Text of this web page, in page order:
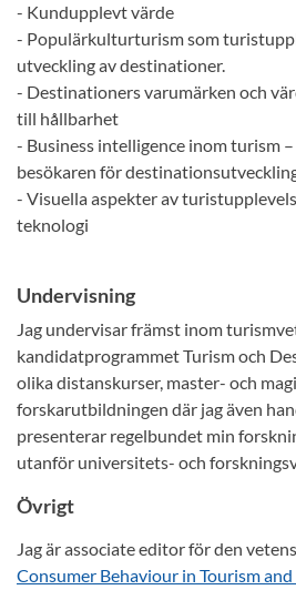
- Kundupplevt värde
- Populärkulturturism som
utveckling av destinationer.
- Destinationers varumärken och
till hållbarhet
- Business intelligence inom turism
besökaren för
- Visuella aspekter av
teknologi
Undervisning
Jag undervisar främst inom
kandidatprogrammet Turism och
olika distanskurser, master- och
forskarutbildningen där jag även
presenterar regelbundet min
utanför universitets- och
Övrigt
Jag är associate editor för den
Consumer Behaviour in Tourism